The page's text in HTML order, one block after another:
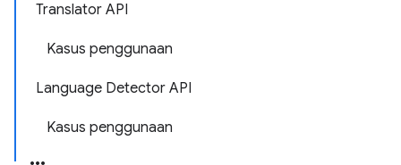
Translator API
Kasus penggunaan
Language Detector API
Kasus penggunaan